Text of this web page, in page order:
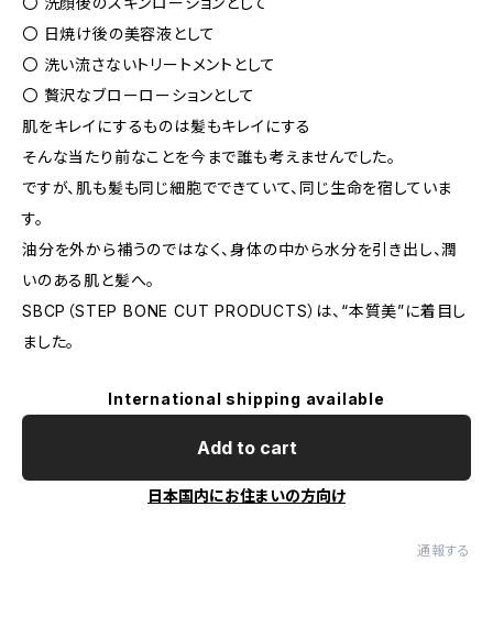
〇 日焼け後の美容液として
〇 洗い流さないトリートメントとして
〇 贅沢なブローローションとして
肌をキレイにするものは髪もキレイにする
そんな当たり前なことを今まで誰も考えませんでした。
ですが、肌も髪も同じ細胞でできていて、同じ生命を宿していま
す。
油分を外から補うのではなく、身体の中から水分を引き出し、潤
いのある肌と髪へ。
SBCP（STEP BONE CUT PRODUCTS）は、“本質美”に着目し
ました。
International shipping available
Add to cart
日本国内にお住まいの方向け
通報する